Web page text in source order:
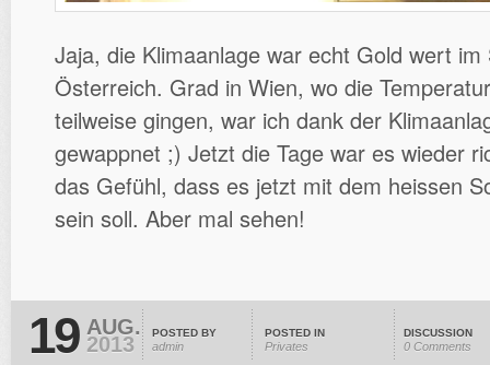
Jaja, die Klimaanlage war echt Gold wert
Österreich. Grad in Wien, wo die
teilweise gingen, war ich dank der
gewappnet ;) Jetzt die Tage war es wieder
das Gefühl, dass es jetzt mit dem heissen
sein soll. Aber mal sehen!
19 AUG.
2013 POSTED BY
admin
POSTED IN
Privates
DISCUSSION
0 Comments